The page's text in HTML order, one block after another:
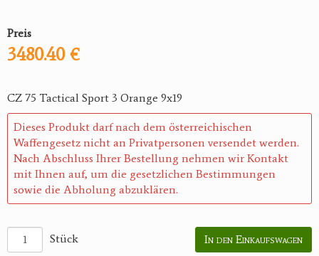
Preis
3480.40 €
CZ 75 Tactical Sport 3 Orange 9x19
Dieses Produkt darf nach dem österreichischen
Waffengesetz nicht an Privatpersonen versendet werden.
Nach Abschluss Ihrer Bestellung nehmen wir Kontakt
mit Ihnen auf, um die gesetzlichen Bestimmungen
sowie die Abholung abzuklären.
Stück In den Einkaufswagen